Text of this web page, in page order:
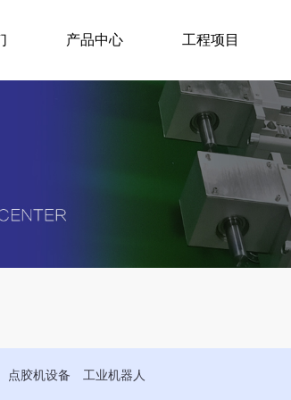
产品中心 工程项目
点胶机设备 工业机器人